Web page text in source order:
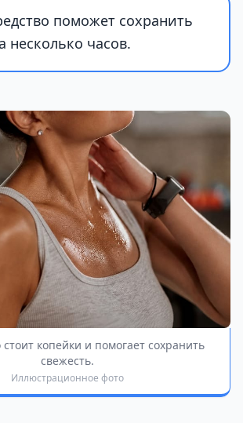
поможет сохранить
несколько часов.
стоит копейки и помогает сохранить
свежесть.
Иллюстрационное фото